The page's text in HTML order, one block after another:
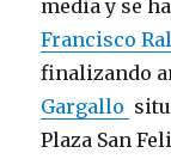
media y se
Francisco
finalizando
Gargallo
Plaza San